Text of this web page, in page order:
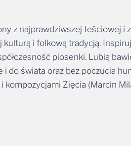
z najprawdziwszej teściowej i
i folkową tradycją.
piosenki. Lubią
do świata oraz bez poczucia
Zięcia (Marcin